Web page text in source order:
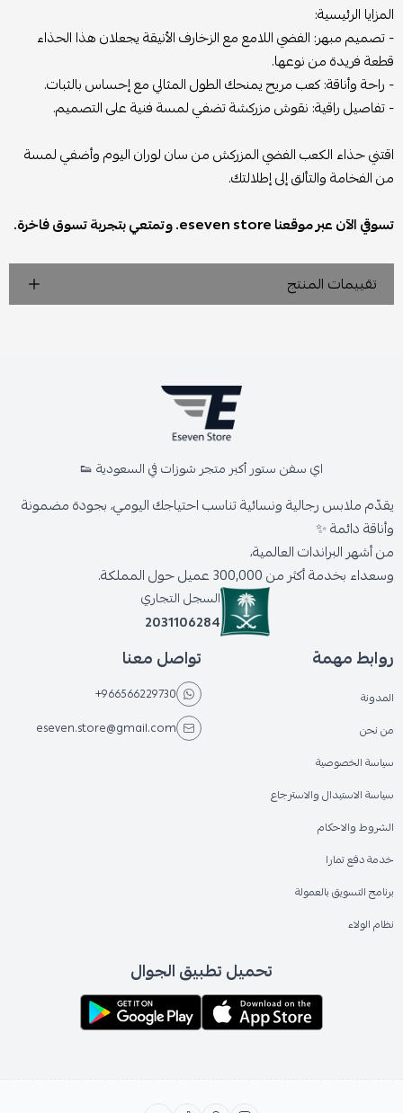
المزايا الرئيسية:
- تصميم مبهر: الفضي اللامع مع الزخارف الأنيقة يجعلان هذا الحذاء
قطعة فريدة من نوعها.
- راحة وأناقة: كعب مريح يمنحك الطول المثالي مع إحساس بالثبات.
- تفاصيل راقية: نقوش مزركشة تضفي لمسة فنية على التصميم.
اقتني حذاء الكعب الفضي المزركش من سان لوران اليوم وأضفي لمسة
من الفخامة والتألق إلى إطلالتك.
تسوقي الآن عبر موقعنا eseven store. وتمتعي بتجربة تسوق فاخرة.
تقييمات المنتج
اي سفن ستور أكبر متجر شوزات في السعودية 👟
يقدّم ملابس رجالية ونسائية تناسب احتياجك اليومي، بجودة مضمونة
وأناقة دائمة ✨
من أشهر البراندات العالمية،
وسعداء بخدمة أكثر من 300,000 عميل حول المملكة.
السجل التجاري
2031106284
روابط مهمة
المدونة
من نحن
سياسة الخصوصية
سياسة الاستبدال والاسترجاع
الشروط والاحكام
خدمة دفع تمارا
برنامج التسويق بالعمولة
نظام الولاء
تواصل معنا
+966566229730
eseven.store@gmail.com
تحميل تطبيق الجوال